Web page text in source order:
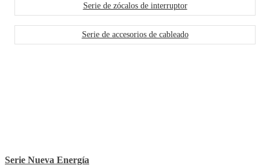
Serie de zócalos de interruptor
Serie de accesorios de cableado
Serie Nueva Energía